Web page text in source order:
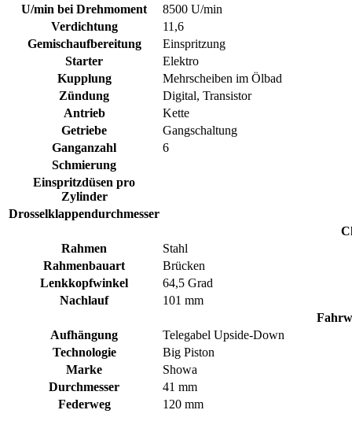
U/min bei Drehmoment
8500 U/min
Verdichtung
11,6
Gemischaufbereitung
Einspritzung
Starter
Elektro
Kupplung
Mehrscheiben im Ölbad
Zündung
Digital, Transistor
Antrieb
Kette
Getriebe
Gangschaltung
Ganganzahl
6
Schmierung
Einspritzdüsen pro
Zylinder
Drosselklappendurchmesser
Rahmen
Stahl
Rahmenbauart
Brücken
Lenkkopfwinkel
64,5 Grad
Nachlauf
101 mm
Aufhängung
Telegabel Upside-Down
Technologie
Big Piston
Marke
Showa
Durchmesser
41 mm
Federweg
120 mm